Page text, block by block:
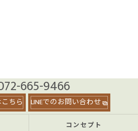
665-9466
ちら LINEでのお問い合わせ
コンセプト